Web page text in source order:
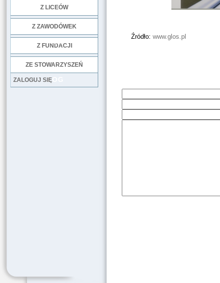
Z LICEÓW
Z ZAWODÓWEK
Z FUNDACJI
ZE STOWARZYSZEŃ
LOG
ZALOGUJ SIĘ
Źródło: www.glos.pl